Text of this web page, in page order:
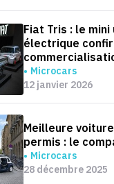
Fiat Tris : le
électrique
Microcars
12 janvier 2026
Meilleure
permis : le
Microcars
28 décembre 2025